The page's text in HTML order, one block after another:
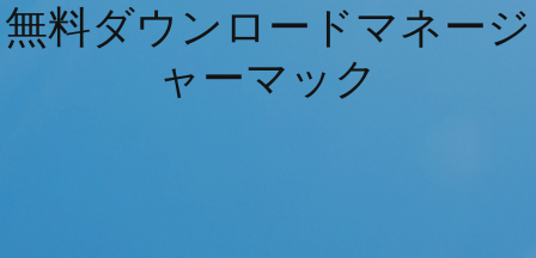
無料ダウンロードマネージ
ャーマック